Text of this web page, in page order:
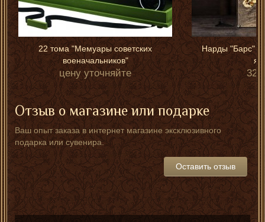
22 тома "Мемуары советских
военачальников"
цену уточняйте
Нарды "Барс"
325
Отзыв о магазине или подарке
Ваш опыт заказа в интернет магазине эксклюзивного
подарка или сувенира.
Оставить отзыв